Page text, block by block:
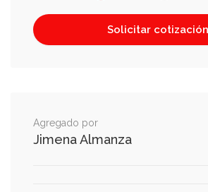
Agregado por
Jimena Almanza